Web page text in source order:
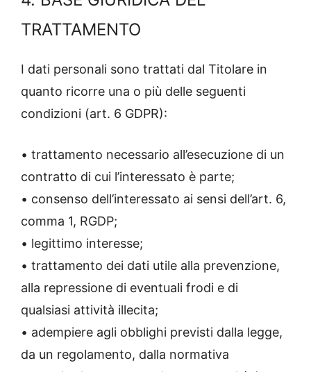
TRATTAMENTO
I dati personali sono trattati dal Titolare in
quanto ricorre una o più delle seguenti
condizioni (art. 6 GDPR):
• trattamento necessario all’esecuzione di un
contratto di cui l’interessato è parte;
• consenso dell’interessato ai sensi dell’art. 6,
comma 1, RGDP;
• legittimo interesse;
• trattamento dei dati utile alla prevenzione,
alla repressione di eventuali frodi e di
qualsiasi attività illecita;
• adempiere agli obblighi previsti dalla legge,
da un regolamento, dalla normativa